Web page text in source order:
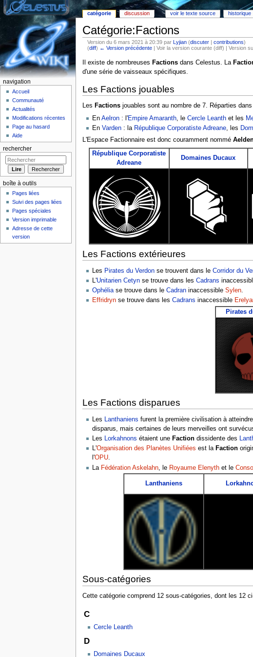
Catégorie:Factions
Version du 6 mars 2021 à 20:39 parLyjian (discuter |contributions)
(diff) ← Version précédente | Voir la version courante (diff) | Version
Il existe de nombreuses Factionsdans Celestus. La
d'une série de vaisseaux spécifiques.
Les Factions jouables
Les Factionsjouables sont au nombre de 7. Réparties
En Aelron: l'Empire Amaranth, le Cercle Leanthet les
En Varden: la République Corporatiste Adreane, les
L'Espace Factionnaire est donc couramment nommé
République Corporatiste
Adreane
Domaines Ducaux
Les Factions extérieures
Les Pirates du Verdonse trouvent dans le Corridor du
L'Unitarien Cetynse trouve dans les Cadrans
Ophéliase trouve dans le Cadraninaccessible Sylen.
Effridrynse trouve dans les Cadrans inaccessible
Pirates
Les Factions disparues
Les Lanthaniens furent la première civilisation à
disparus, mais certaines de leurs merveilles ont
Les Lorkahnons étaient une Factiondissidente des
L'Organisation des Planètes Unifiées est la Faction
l'OPU.
La Fédération Askelahn, le Royaume Elenythet le
Lanthaniens
Sous-catégories
Cette catégorie comprend 12 sous-catégories, dont les 12
C
Cercle Leanth
D
Domaines Ducaux
catégorie discussion voir le texte source historique
navigation
Accueil
Communauté
Actualités
Modifications récentes
Page au hasard
Aide
rechercher
boîte à outils
Pages liées
Suivi des pages liées
Pages spéciales
Version imprimable
Adresse de cette
version